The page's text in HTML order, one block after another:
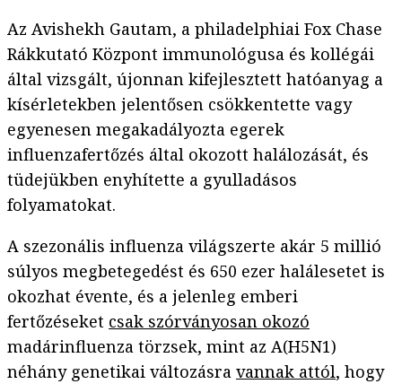
Az Avishekh Gautam, a philadelphiai Fox Chase
Rákkutató Központ immunológusa és kollégái
által vizsgált, újonnan kifejlesztett hatóanyag a
kísérletekben jelentősen csökkentette vagy
egyenesen megakadályozta egerek
influenzafertőzés által okozott halálozását, és
tüdejükben enyhítette a gyulladásos
folyamatokat.
A szezonális influenza világszerte akár 5 millió
súlyos megbetegedést és 650 ezer halálesetet is
okozhat évente, és a jelenleg emberi
fertőzéseket csak szórványosan okozó
madárinfluenza törzsek, mint az A(H5N1)
néhány genetikai változásra vannak attól, hogy